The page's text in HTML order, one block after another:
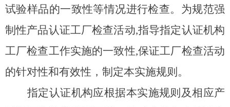
试验样品的一致性等情况进行检查。为规范强
制性产品认证工厂检查活动,指导指定认证机构
工厂检查工作实施的一致性,保证工厂检查活动
的针对性和有效性，制定本实施规则。
指定认证机构应根据本实施规则及相应产